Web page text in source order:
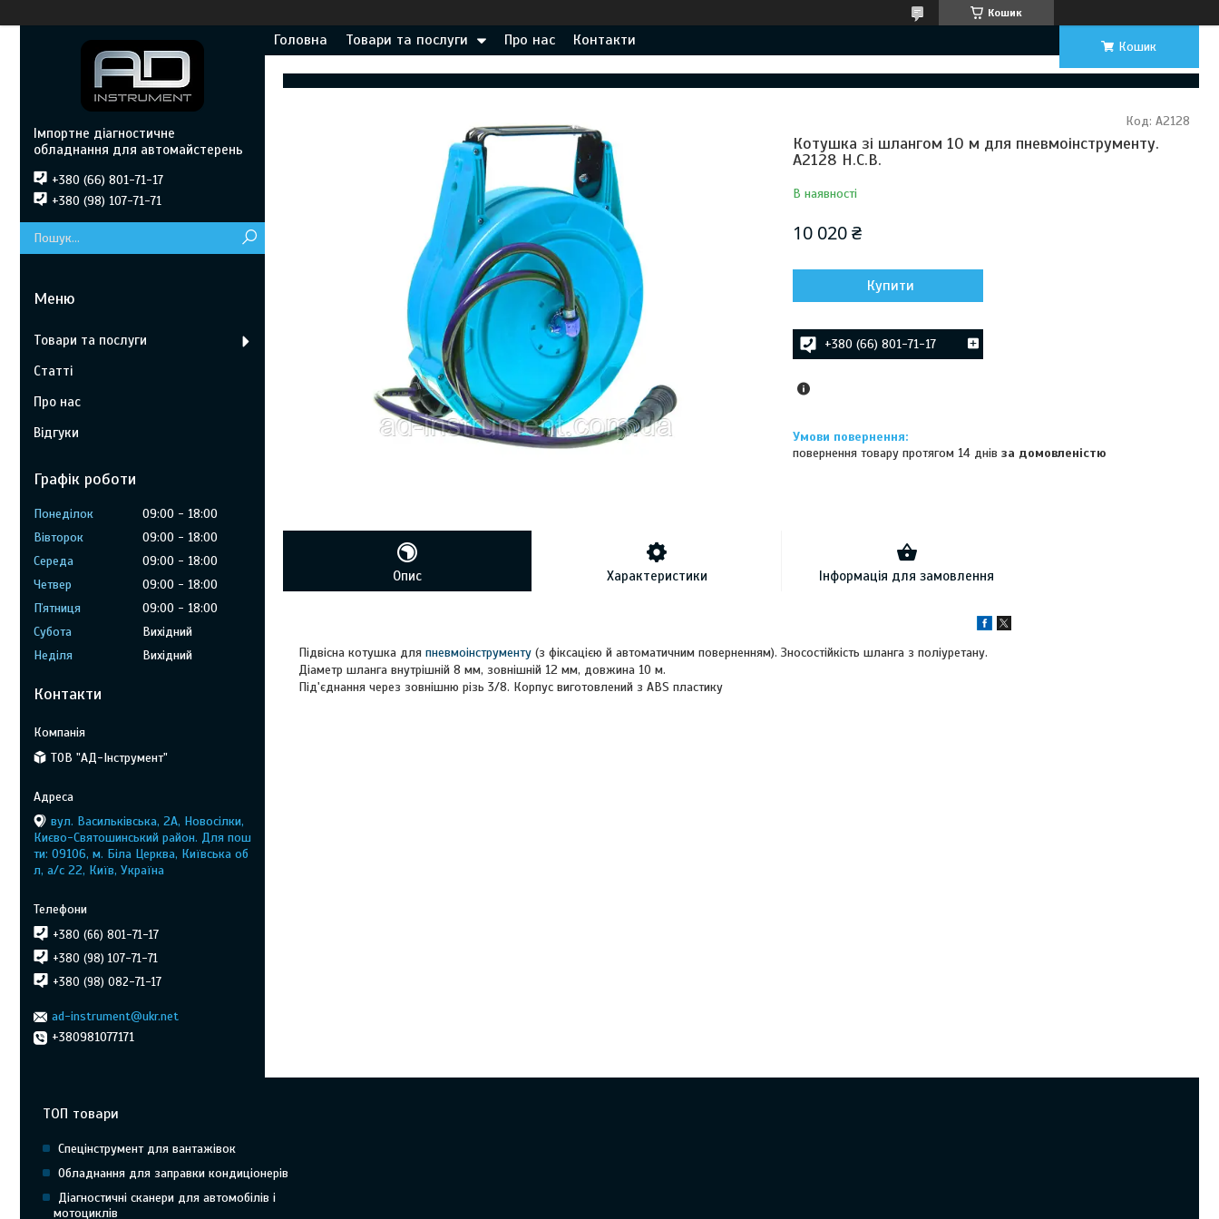
Кошик
Головна Товари та послуги Про нас Контакти Кошик
Котушка зі шлангом 10 м для пневмоінструменту.
A2128 H.C.B.
В наявності
Код: A2128
10 020 ₴
Купити
+380 (66) 801-71-17
повернення товару протягом 14 днівза домовленістю
Опис Характеристики Інформація для замовлення
Підвісна котушка для пневмоінструменту (з фіксацією й автоматичним поверненням). Зносостійкість шланга з поліуретану.
Діаметр шланга внутрішній 8 мм, зовнішній 12 мм, довжина 10 м.
Під'єднання через зовнішню різь 3/8. Корпус виготовлений з ABS пластику
Імпортне діагностичне
обладнання для автомайстерень
+380 (66) 801-71-17
+380 (98) 107-71-71
Товари та послуги
Статті
Про нас
Відгуки
Графік роботи
Понеділок 09:00
18:00
Вівторок
09:00
18:00
Середа
09:00
18:00
Четвер
09:00
18:00
Пʼятниця
09:00
18:00
Субота
Вихідний
Неділя
Вихідний
Контакти
ТОВ "АД-Інструмент"
вул. Васильківська, 2А, Новосілки,
Києво-Святошинський район. Для пош
ти: 09106, м. Біла Церква, Київська об
л, а/с 22, Київ, Україна
+380 (66) 801-71-17
+380 (98) 107-71-71
+380 (98) 082-71-17
ad-instrument@ukr.net
+380981077171
ТОП товари
Спецінструмент для вантажівок
Обладнання для заправки кондиціонерів
Діагностичні сканери для автомобілів і
мотоциклів